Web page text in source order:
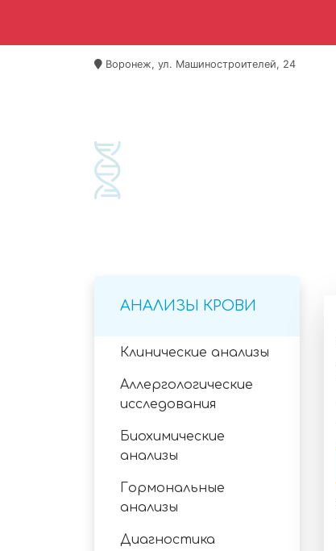
Воронеж, ул. Машиностроителей, 24
АНАЛИЗЫ КРОВИ
Клинические анализы
Аллергологические
исследования
Биохимические
анализы
Гормональные
анализы
Диагностика